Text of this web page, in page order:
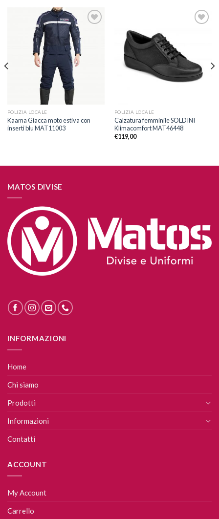
Aggiungi
alla lista
desideri
POLIZIA LOCALE
Kaama Giacca moto estiva con
inserti blu MAT11003
POLIZIA LOCALE
Calzatura femminile SOLDINI
Klimacomfort MAT46448
€119,00
MATOS DIVISE
INFORMAZIONI
Home
Chi siamo
Prodotti
Informazioni
Contatti
ACCOUNT
My Account
Carrello